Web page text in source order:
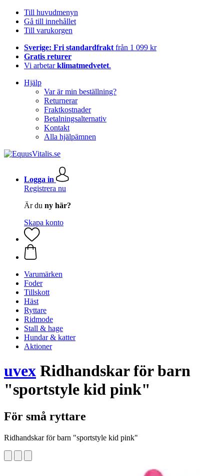
Till huvudmenyn
Gå till innehållet
Till varukorgen
Sverige: Fri standardfrakt från 1 099 kr
Gratis returer
Vi arbetarklimatmedvetet.
Hjälp
Var är min beställning?
Returnerar
Fraktkostnader
Betalningsalternativ
Kontakt
Alla hjälpämnen
Logga in
Registrera nu
Är du ny här?
Skapa konto
Varumärken
Foder
Tillskott
Häst
Ryttare
Ridmode
Stall & hage
Hundar & katter
Aktioner
uvex Ridhandskar för barn
"sportstyle kid pink"
För små ryttare
Ridhandskar för barn "sportstyle kid pink"